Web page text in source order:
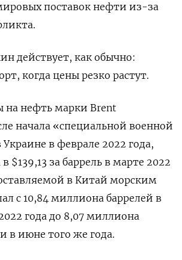
поставок нефти из-за
действует, как обычно:
когда цены резко растут.
на нефть марки Brent
начала «специальной ​военной
в феврале 2022 года,
$139,13 за баррель в марте 2022
в Китай ‌морским
с 10,84 миллиона баррелей в
года до 8,07 миллиона
в июне того ​же года.